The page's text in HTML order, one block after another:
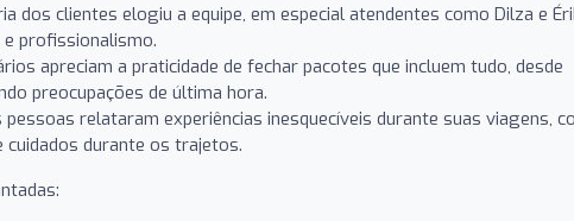
dos clientes elogiu a equipe, em especial atendentes como Dilza e
e profissionalismo.
apreciam a praticidade de fechar pacotes que incluem tudo, desde
preocupações de última hora.
pessoas relataram experiências inesquecíveis durante suas viagens,
durante os trajetos.